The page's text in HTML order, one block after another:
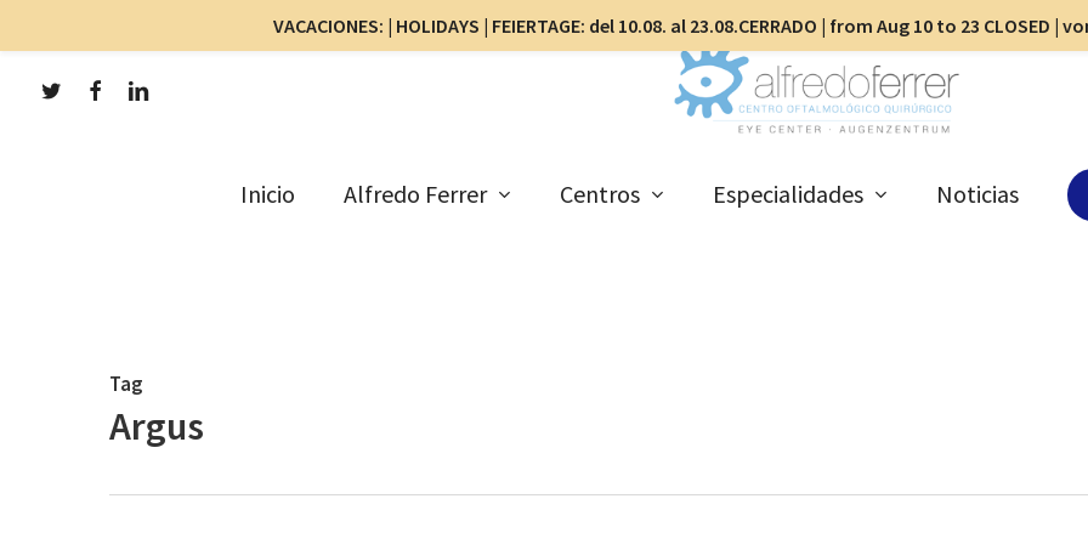
Skiptwitterfacebooklinkedin
Inicio Alfredo Ferrer Centros Especialidades Noticias
Tag
Argus
VACACIONES: | HOLIDAYS | FEIERTAGE: del 10.08. al 23.08.CERRADO | from Aug 10 to 23 CLOSED |